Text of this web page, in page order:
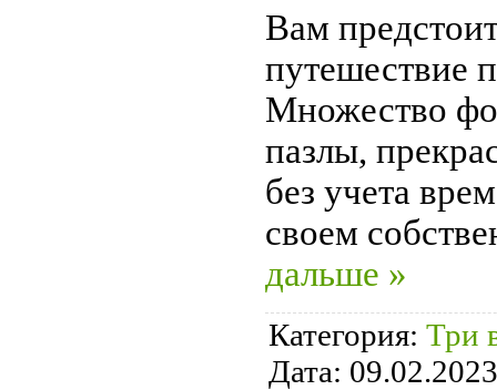
Вам
путешествие
Множество
пазлы,
без учета
своем
дальше »
Категория: Три
Дата: 09.02.2023